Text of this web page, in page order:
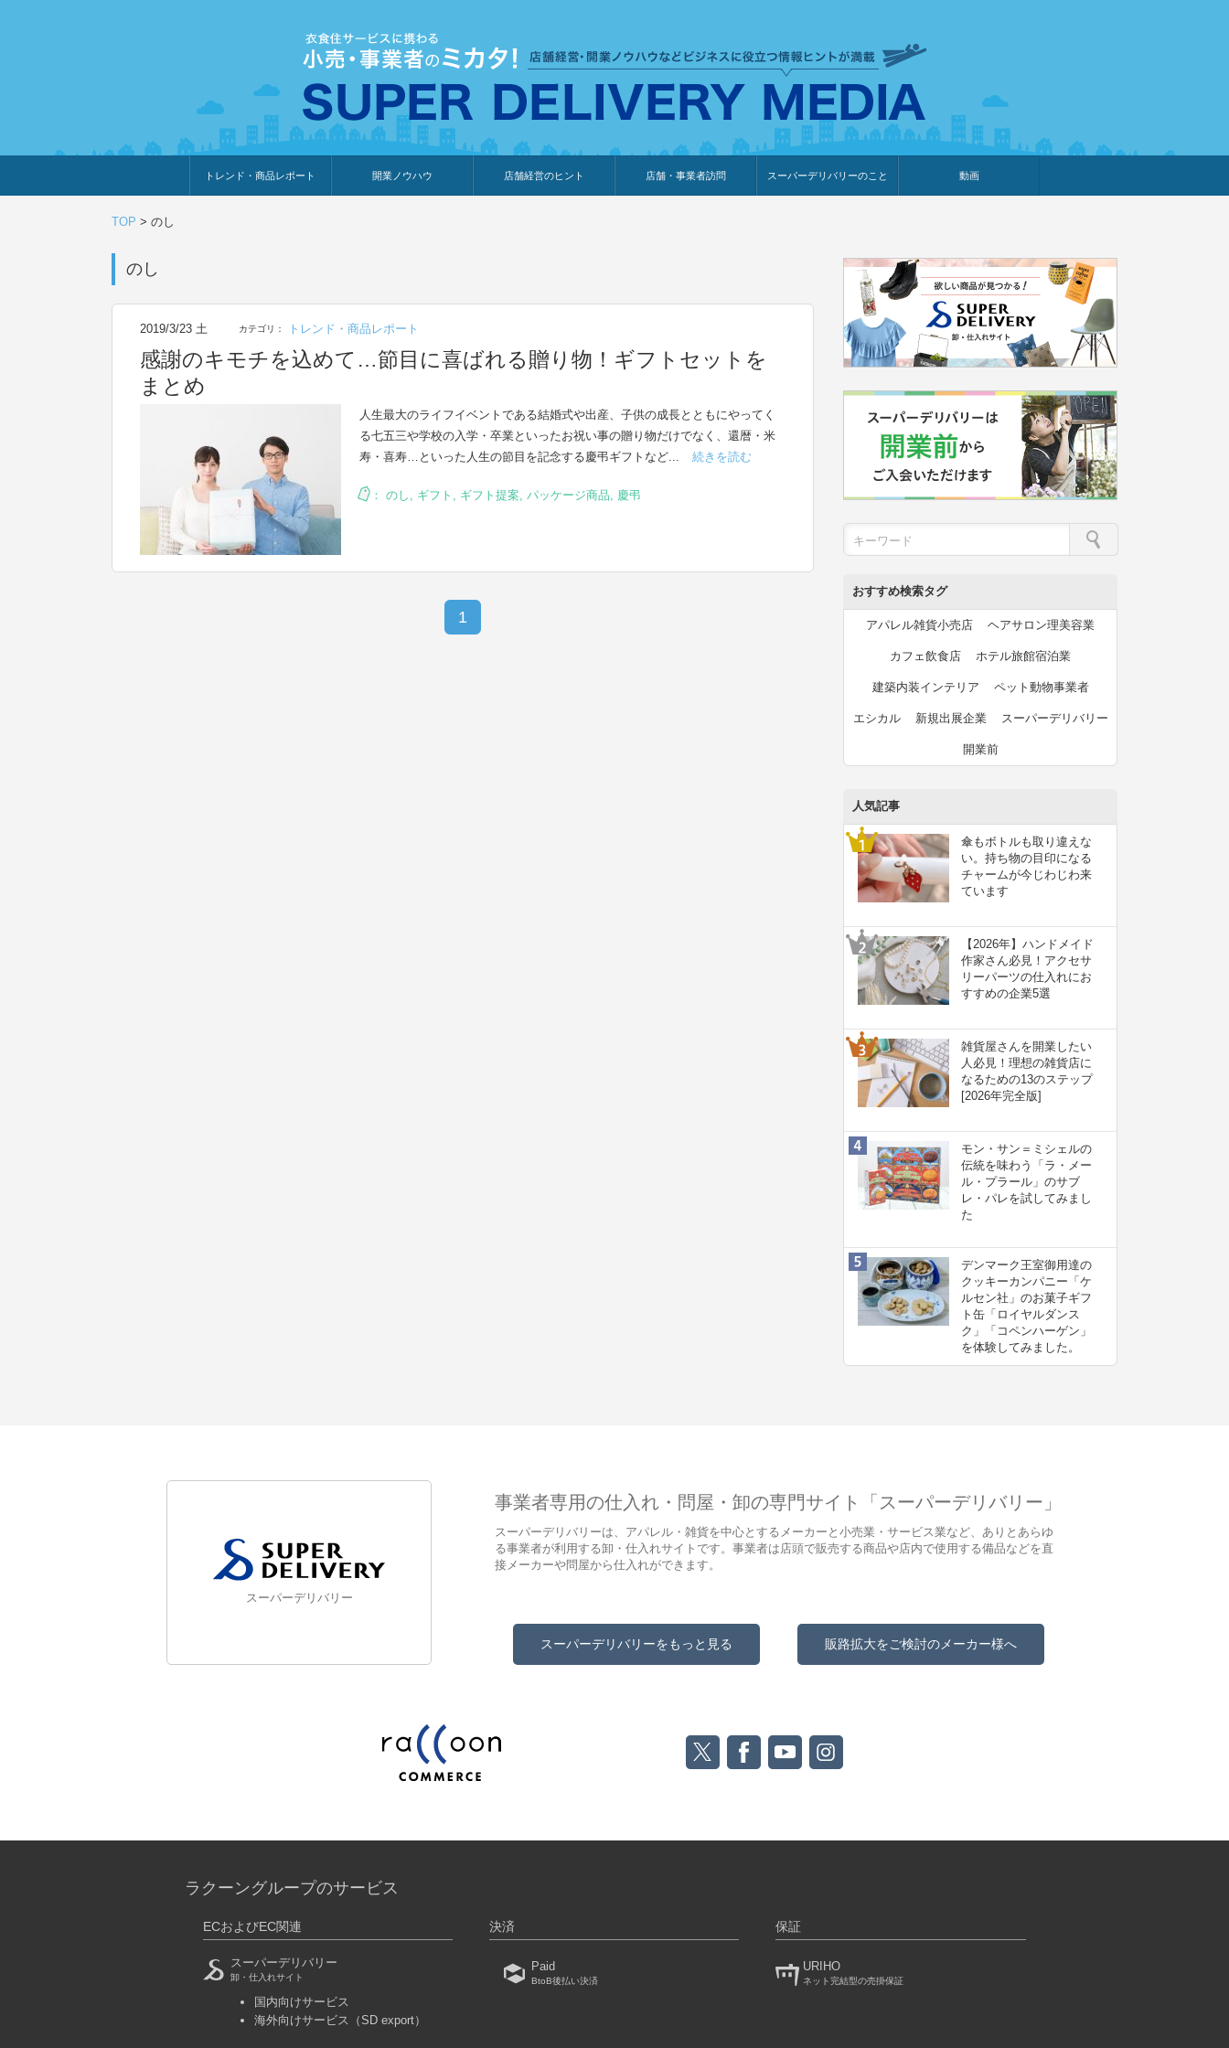
トレンド・商品レポート 開業ノウハウ 店舗経営のヒント 店舗・事業者訪問 スーパーデリバリーのこと 動画
TOP > のし
のし
2019/3/23 土 カテゴリ： トレンド・商品レポート
感謝のキモチを込めて…節目に喜ばれる贈り物！ギフトセットを
まとめ
人生最大のライフイベントである結婚式や出産、子供の成長とともにやってく
る七五三や学校の入学・卒業といったお祝い事の贈り物だけでなく、還暦・米
寿・喜寿…といった人生の節目を記念する慶弔ギフトなど...
続きを読む
： のし , ギフト , ギフト提案, パッケージ商品, 慶弔
1
おすすめ検索タグ
アパレル雑貨小売店 ヘアサロン理美容業
カフェ飲食店 ホテル旅館宿泊業
建築内装インテリア ペット動物事業者
エシカル 新規出展企業 スーパーデリバリー
開業前
人気記事
傘もボトルも取り違えな
い。持ち物の目印になる
チャームが今じわじわ来
ています
【2026年】ハンドメイド
作家さん必見！アクセサ
リーパーツの仕入れにお
すすめの企業5選
雑貨屋さんを開業したい
人必見！理想の雑貨店に
なるための13のステップ
[2026年完全版]
モン・サン＝ミシェルの
伝統を味わう「ラ・メー
ル・プラール」のサブ
レ・パレを試してみまし
た
デンマーク王室御用達の
クッキーカンパニー「ケ
ルセン社」のお菓子ギフ
ト缶「ロイヤルダンス
ク」「コペンハーゲン」
を体験してみました。
スーパーデリバリー
事業者専用の仕入れ・問屋・卸の専門サイト「スーパーデリバリー」
スーパーデリバリーは、アパレル・雑貨を中心とするメーカーと小売業・サービス業など、ありとあらゆ
る事業者が利用する卸・仕入れサイトです。事業者は店頭で販売する商品や店内で使用する備品などを直
接メーカーや問屋から仕入れができます。
スーパーデリバリーをもっと見る 販路拡大をご検討のメーカー様へ
ラクーングループのサービス
ECおよびEC関連
スーパーデリバリー
卸・仕入れサイト
国内向けサービス
海外向けサービス
（SD export）
決済
Paid
BtoB後払い決済
保証
URIHO
ネット完結型の売掛保証